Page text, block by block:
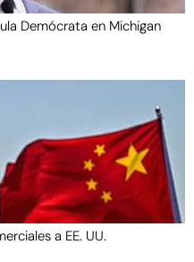
Demócrata en Michigan
a EE. UU.